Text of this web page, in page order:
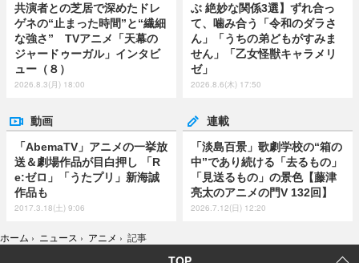
共演者との芝居で深めたドレ
ゲネの“止まった時間”と“繊細
な強さ” TVアニメ「天幕の
ジャードゥーガル」インタビ
ュー（８）
2026.8.3(月) 18:00
ぶ 絶妙な関係3選】ずれ合っ
て、噛み合う「令和のダラさ
ん」「うちの弟どもがすみま
せん」「乙女怪獣キャラメリ
ゼ」
2026.8.6(木) 17:50
動画
「AbemaTV」アニメの一挙放
送＆劇場作品が目白押し 「R
e:ゼロ」「うたプリ」新海誠
作品も
2017.3.18(土) 9:06
連載
「淡島百景」歌劇学校の“箱の
中”であり続ける「去るもの」
「見送るもの」の景色【藤津
亮太のアニメの門V 132回】
2026.7.12(日) 12:20
ホーム › ニュース › アニメ › 記事